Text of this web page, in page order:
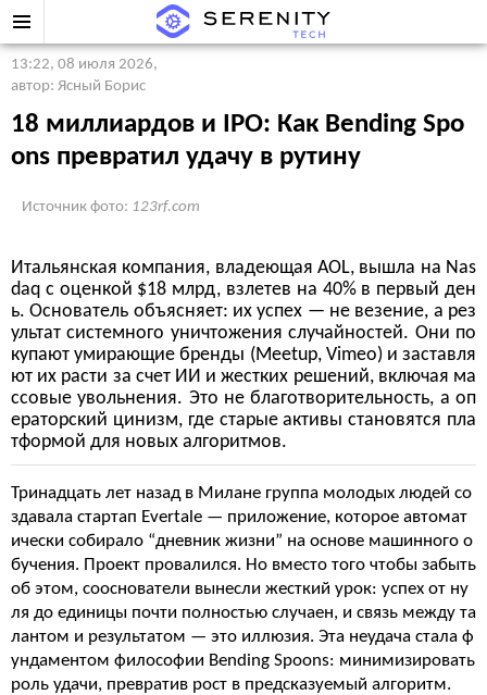
13:22, 08 июля 2026,
автор: Ясный Борис
18 миллиардов и IPO: Как Bending Spo
ons превратил удачу в рутину
Источник фото: 123rf.com
Итальянская компания, владеющая AOL, вышла на Nas
daq с оценкой $18 млрд, взлетев на 40% в первый ден
ь. Основатель объясняет: их успех — не везение, а рез
ультат системного уничтожения случайностей. Они по
купают умирающие бренды (Meetup, Vimeo) и заставля
ют их расти за счет ИИ и жестких решений, включая ма
ссовые увольнения. Это не благотворительность, а оп
ераторский цинизм, где старые активы становятся пла
тформой для новых алгоритмов.
Тринадцать лет назад в Милане группа молодых людей со
здавала стартап Evertale — приложение, которое автомат
ически собирало “дневник жизни” на основе машинного о
бучения. Проект провалился. Но вместо того чтобы забыть
об этом, сооснователи вынесли жесткий урок: успех от ну
ля до единицы почти полностью случаен, и связь между та
лантом и результатом — это иллюзия. Эта неудача стала ф
ундаментом философии Bending Spoons: минимизировать
роль удачи, превратив рост в предсказуемый алгоритм.